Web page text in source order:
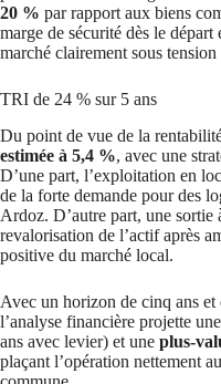
20 % par rapport aux biens
marge de sécurité dès le
marché clairement sous
TRI de 24 % sur 5 ans
Du point de vue de la
estimée à 5,4 %, avec une
D’une part, l’exploitation en
de la forte demande pour des
Ardoz. D’autre part, une sortie
revalorisation de l’actif après
positive du marché local.
Avec un horizon de cinq ans et
l’analyse financière projette une
ans avec levier) et une plus-
plaçant l’opération nettement